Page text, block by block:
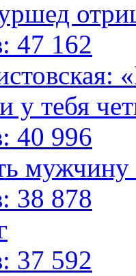
47 162
у тебя
40 996
38 878
37 592